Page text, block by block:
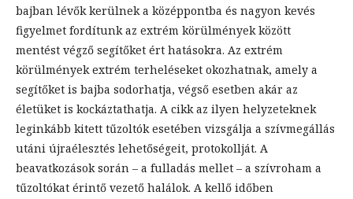
bajban lévők kerülnek a középpontba és nagyon kevés
figyelmet fordítunk az extrém körülmények között
mentést végző segítőket ért hatásokra. Az extrém
körülmények extrém terheléseket okozhatnak, amely a
segítőket is bajba sodorhatja, végső esetben akár az
életüket is kockáztathatja. A cikk az ilyen helyzeteknek
leginkább kitett tűzoltók esetében vizsgálja a szívmegállás
utáni újraélesztés lehetőségeit, protokollját. A
beavatkozások során – a fulladás mellet – a szívroham a
tűzoltókat érintő vezető halálok. A kellő időben